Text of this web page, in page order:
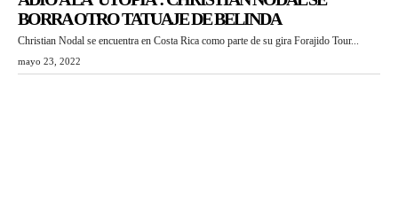
BORRA OTRO TATUAJE DE BELINDA
Christian Nodal se encuentra en Costa Rica como parte de su gira Forajido Tour...
mayo 23, 2022